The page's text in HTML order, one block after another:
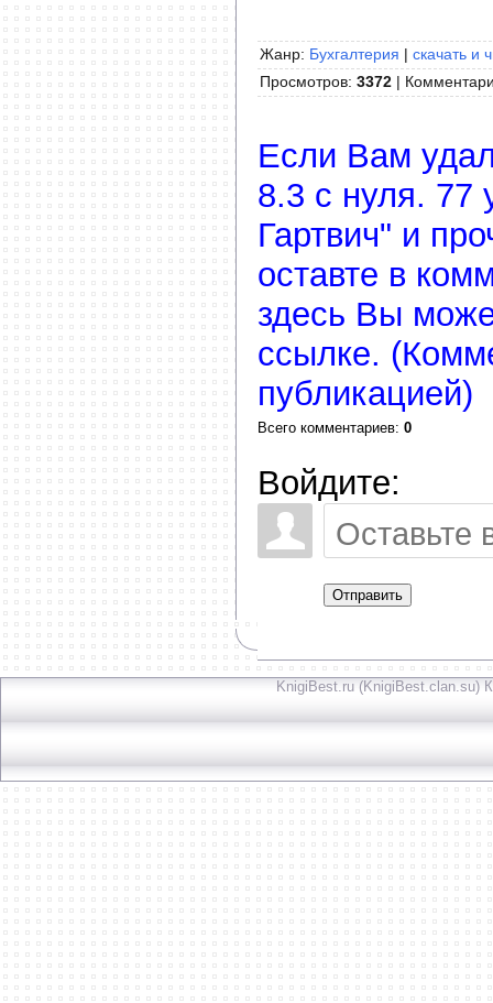
Жанр: Бухгалтерия | скачать и
Просмотров: 3372 |
Если Вам
8.3 с нуля. 77
Гартвич" и
оставте в
здесь Вы
ссылке.
публикацией)
Всего комментариев: 0
Войдите:
Отправить
KnigiBest.ru (KnigiBest.clan.su)